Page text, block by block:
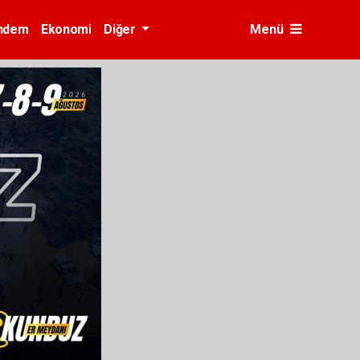
Ekonomi Diğer Menü